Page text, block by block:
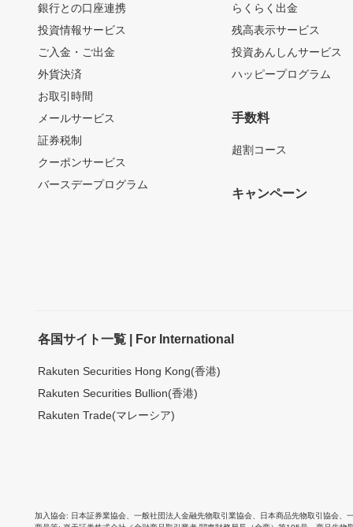
銀行との口座連携
投資情報サービス
ご入金・ご出金
外貨決済
お取引時間
メールサービス
証券税制
クーポンサービス
バースデープログラム
らくらく出金
残高表示サービス
投資あんしんサービス
ハッピープログラム
手数料
超割コース
キャンペーン
各国サイト一覧 | For International
Rakuten Securities Hong Kong(香港)
Rakuten Securities Bullion(香港)
Rakuten Trade(マレーシア)
加入協会 日本証券業協会 一般社団法人金融先物取引業協会 日本商品先物取引協会